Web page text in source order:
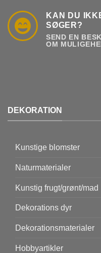
KAN DU
SØGER?
SEND EN
OM
DEKORATION
Kunstige blomster
Naturmaterialer
Kunstig frugt/grønt/mad
Dekorations dyr
Dekorationsmaterialer
Hobbyartikler